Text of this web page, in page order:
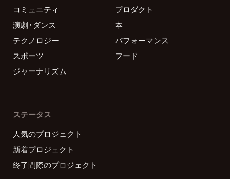
コミュニティ
プロダクト
演劇・ダンス
本
テクノロジー
パフォーマンス
スポーツ
フード
ジャーナリズム
ステータス
人気のプロジェクト
新着プロジェクト
終了間際のプロジェクト